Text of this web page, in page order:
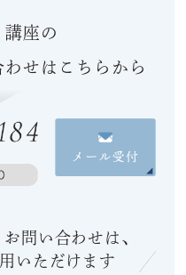
講座の
せはこちらから
問い合わせは、
いただけます